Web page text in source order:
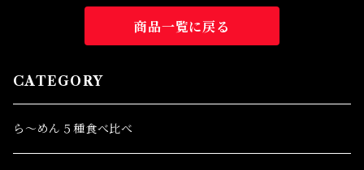
商品一覧に戻る
CATEGORY
ら～めん５種食べ比べ